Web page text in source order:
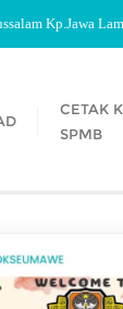
Kp.Jawa
CETAK
SPMB